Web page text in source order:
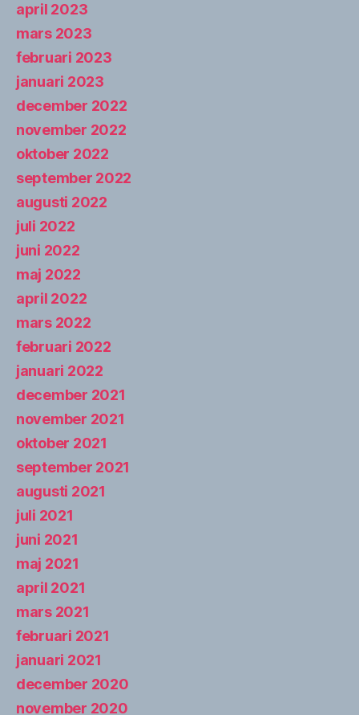
april 2023
mars 2023
februari 2023
januari 2023
december 2022
november 2022
oktober 2022
september 2022
augusti 2022
juli 2022
juni 2022
maj 2022
april 2022
mars 2022
februari 2022
januari 2022
december 2021
november 2021
oktober 2021
september 2021
augusti 2021
juli 2021
juni 2021
maj 2021
april 2021
mars 2021
februari 2021
januari 2021
december 2020
november 2020